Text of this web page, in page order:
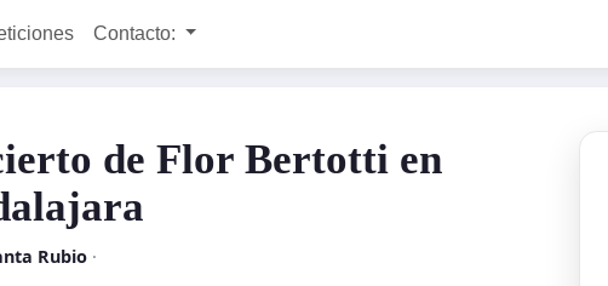
Contacto:
de Flor Bertotti en
Rubio·